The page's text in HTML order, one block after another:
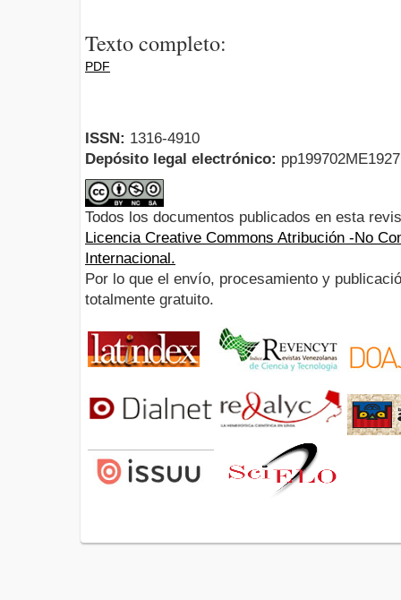
Texto completo:
PDF
ISSN: 1316-4910
Depósito legal electrónico:
Todos los documentos publicados en esta
Licencia Creative Commons Atribución -No
Internacional.
Por lo que el envío, procesamiento y
totalmente gratuito.